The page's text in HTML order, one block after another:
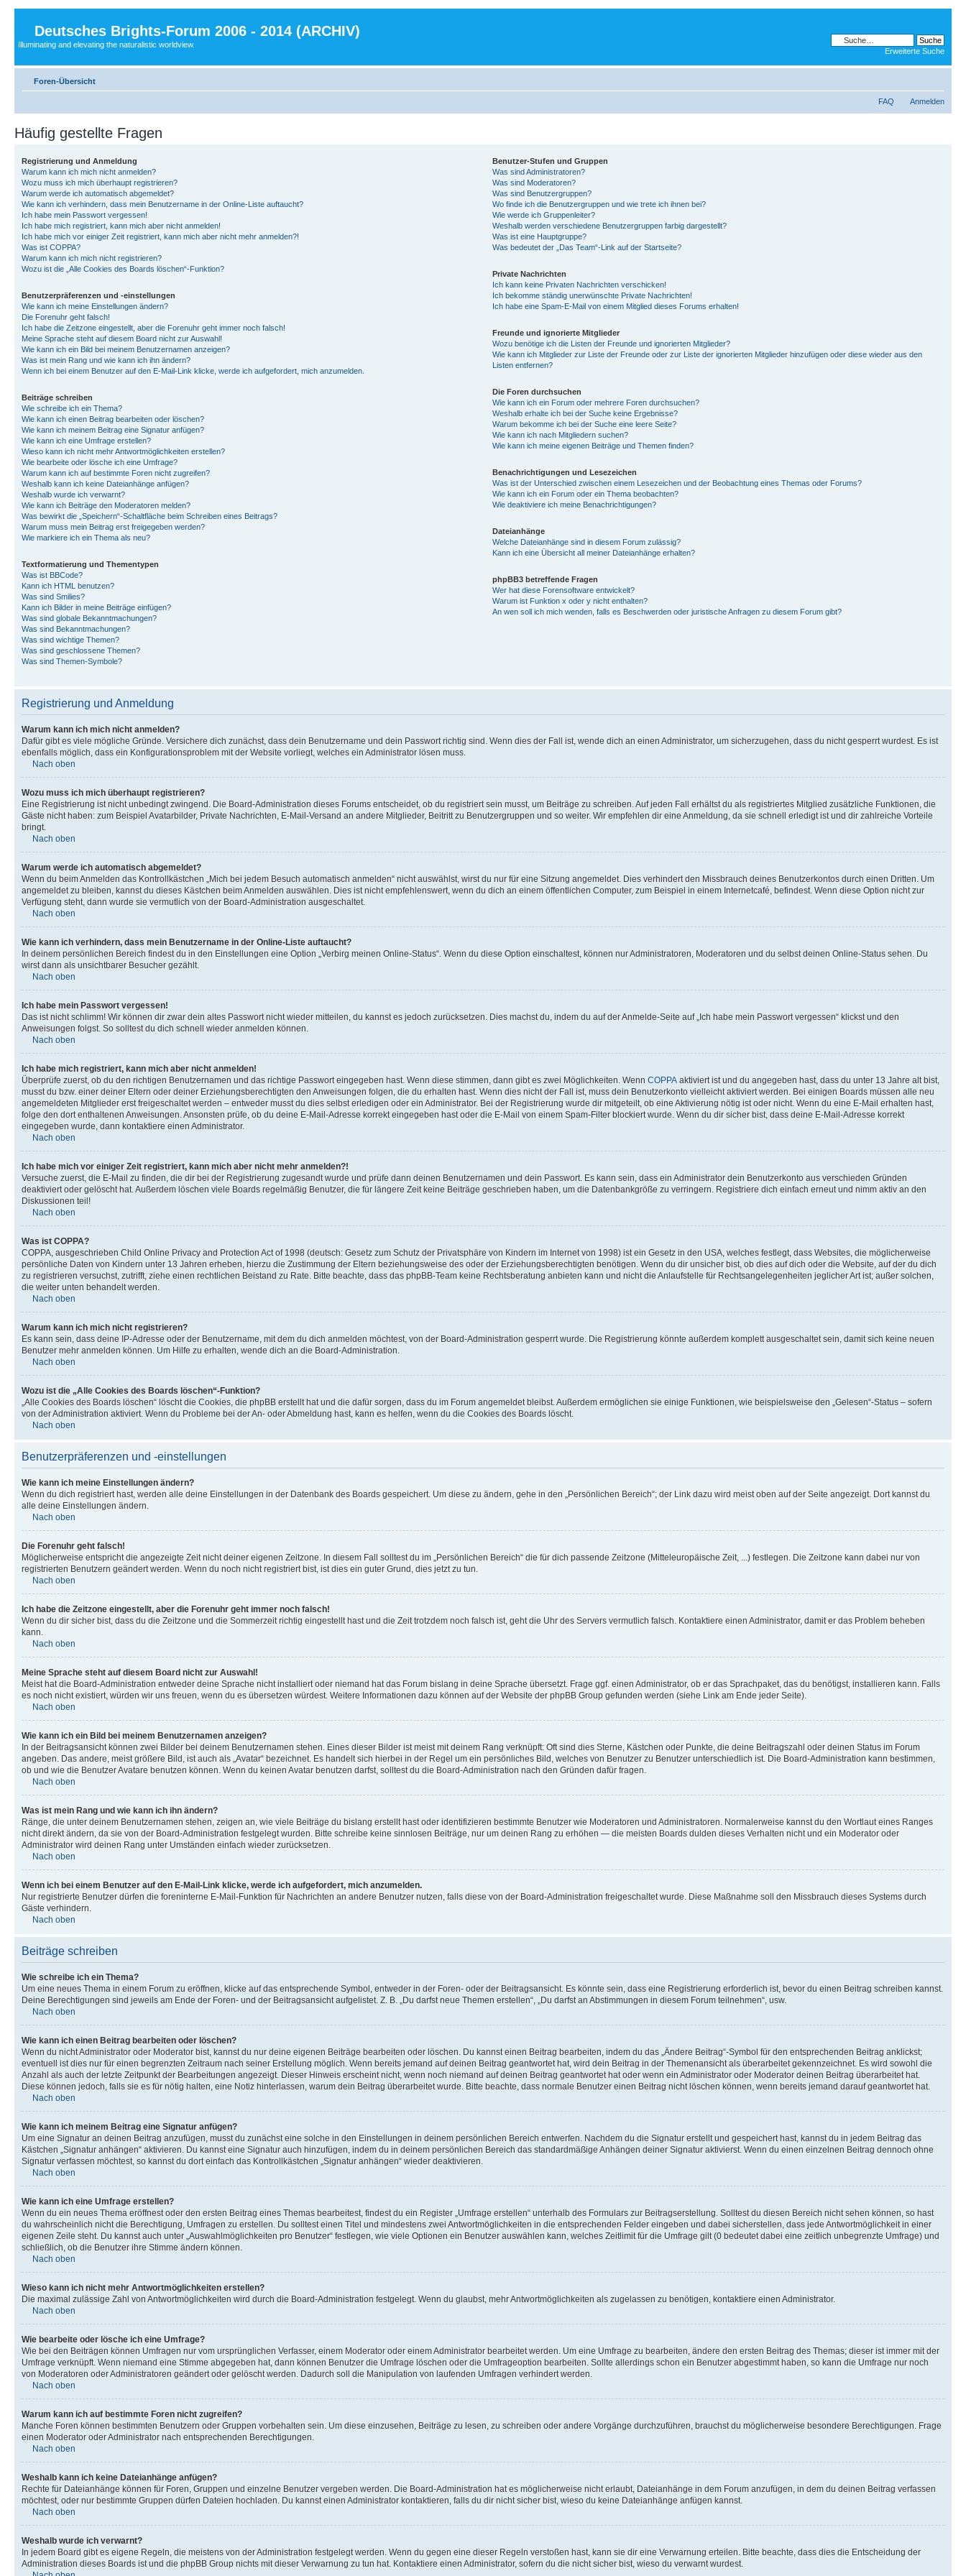
Deutsches Brights-Forum 2006 - 2014 (ARCHIV)
Illuminating and elevating the naturalistic worldview.
Erweiterte Suche
Foren-Übersicht
FAQ Anmelden
Häufig gestellte Fragen
Registrierung und Anmeldung
Warum kann ich mich nicht anmelden?
Wozu muss ich mich überhaupt registrieren?
Warum werde ich automatisch abgemeldet?
Wie kann ich verhindern, dass mein Benutzername in der Online-Liste auftaucht?
Ich habe mein Passwort vergessen!
Ich habe mich registriert, kann mich aber nicht anmelden!
Ich habe mich vor einiger Zeit registriert, kann mich aber nicht mehr anmelden?!
Was ist COPPA?
Warum kann ich mich nicht registrieren?
Wozu ist die „Alle Cookies des Boards löschen“-Funktion?
Benutzerpräferenzen und -einstellungen
Wie kann ich meine Einstellungen ändern?
Die Forenuhr geht falsch!
Ich habe die Zeitzone eingestellt, aber die Forenuhr geht immer noch falsch!
Meine Sprache steht auf diesem Board nicht zur Auswahl!
Wie kann ich ein Bild bei meinem Benutzernamen anzeigen?
Was ist mein Rang und wie kann ich ihn ändern?
Wenn ich bei einem Benutzer auf den E-Mail-Link klicke, werde ich aufgefordert, mich anzumelden.
Beiträge schreiben
Wie schreibe ich ein Thema?
Wie kann ich einen Beitrag bearbeiten oder löschen?
Wie kann ich meinem Beitrag eine Signatur anfügen?
Wie kann ich eine Umfrage erstellen?
Wieso kann ich nicht mehr Antwortmöglichkeiten erstellen?
Wie bearbeite oder lösche ich eine Umfrage?
Warum kann ich auf bestimmte Foren nicht zugreifen?
Weshalb kann ich keine Dateianhänge anfügen?
Weshalb wurde ich verwarnt?
Wie kann ich Beiträge den Moderatoren melden?
Was bewirkt die „Speichern“-Schaltfläche beim Schreiben eines Beitrags?
Warum muss mein Beitrag erst freigegeben werden?
Wie markiere ich ein Thema als neu?
Textformatierung und Thementypen
Was ist BBCode?
Kann ich HTML benutzen?
Was sind Smilies?
Kann ich Bilder in meine Beiträge einfügen?
Was sind globale Bekanntmachungen?
Was sind Bekanntmachungen?
Was sind wichtige Themen?
Was sind geschlossene Themen?
Was sind Themen-Symbole?
Benutzer-Stufen und Gruppen
Was sind Administratoren?
Was sind Moderatoren?
Was sind Benutzergruppen?
Wo finde ich die Benutzergruppen und wie trete ich ihnen bei?
Wie werde ich Gruppenleiter?
Weshalb werden verschiedene Benutzergruppen farbig dargestellt?
Was ist eine Hauptgruppe?
Was bedeutet der „Das Team“-Link auf der Startseite?
Private Nachrichten
Ich kann keine Privaten Nachrichten verschicken!
Ich bekomme ständig unerwünschte Private Nachrichten!
Ich habe eine Spam-E-Mail von einem Mitglied dieses Forums erhalten!
Freunde und ignorierte Mitglieder
Wozu benötige ich die Listen der Freunde und ignorierten Mitglieder?
Wie kann ich Mitglieder zur Liste der Freunde oder zur Liste der ignorierten Mitglieder hinzufügen oder diese wieder aus den
Listen entfernen?
Die Foren durchsuchen
Wie kann ich ein Forum oder mehrere Foren durchsuchen?
Weshalb erhalte ich bei der Suche keine Ergebnisse?
Warum bekomme ich bei der Suche eine leere Seite?
Wie kann ich nach Mitgliedern suchen?
Wie kann ich meine eigenen Beiträge und Themen finden?
Benachrichtigungen und Lesezeichen
Was ist der Unterschied zwischen einem Lesezeichen und der Beobachtung eines Themas oder Forums?
Wie kann ich ein Forum oder ein Thema beobachten?
Wie deaktiviere ich meine Benachrichtigungen?
Dateianhänge
Welche Dateianhänge sind in diesem Forum zulässig?
Kann ich eine Übersicht all meiner Dateianhänge erhalten?
phpBB3 betreffende Fragen
Wer hat diese Forensoftware entwickelt?
Warum ist Funktion x oder y nicht enthalten?
An wen soll ich mich wenden, falls es Beschwerden oder juristische Anfragen zu diesem Forum gibt?
Registrierung und Anmeldung
Warum kann ich mich nicht anmelden?
Dafür gibt es viele mögliche Gründe. Versichere dich zunächst, dass dein Benutzername und dein Passwort richtig sind. Wenn dies der Fall ist, wende dich an einen Administrator, um sicherzugehen, dass du nicht gesperrt wurdest. Es ist
ebenfalls möglich, dass ein Konfigurationsproblem mit der Website vorliegt, welches ein Administrator lösen muss.
Nach oben
Wozu muss ich mich überhaupt registrieren?
Eine Registrierung ist nicht unbedingt zwingend. Die Board-Administration dieses Forums entscheidet, ob du registriert sein musst, um Beiträge zu schreiben. Auf jeden Fall erhältst du als registriertes Mitglied zusätzliche Funktionen, die
Gäste nicht haben: zum Beispiel Avatarbilder, Private Nachrichten, E-Mail-Versand an andere Mitglieder, Beitritt zu Benutzergruppen und so weiter. Wir empfehlen dir eine Anmeldung, da sie schnell erledigt ist und dir zahlreiche Vorteile
bringt.
Nach oben
Warum werde ich automatisch abgemeldet?
Wenn du beim Anmelden das Kontrollkästchen „Mich bei jedem Besuch automatisch anmelden“ nicht auswählst, wirst du nur für eine Sitzung angemeldet. Dies verhindert den Missbrauch deines Benutzerkontos durch einen Dritten. Um
angemeldet zu bleiben, kannst du dieses Kästchen beim Anmelden auswählen. Dies ist nicht empfehlenswert, wenn du dich an einem öffentlichen Computer, zum Beispiel in einem Internetcafé, befindest. Wenn diese Option nicht zur
Verfügung steht, dann wurde sie vermutlich von der Board-Administration ausgeschaltet.
Nach oben
Wie kann ich verhindern, dass mein Benutzername in der Online-Liste auftaucht?
In deinem persönlichen Bereich findest du in den Einstellungen eine Option „Verbirg meinen Online-Status“. Wenn du diese Option einschaltest, können nur Administratoren, Moderatoren und du selbst deinen Online-Status sehen. Du
wirst dann als unsichtbarer Besucher gezählt.
Nach oben
Ich habe mein Passwort vergessen!
Das ist nicht schlimm! Wir können dir zwar dein altes Passwort nicht wieder mitteilen, du kannst es jedoch zurücksetzen. Dies machst du, indem du auf der Anmelde-Seite auf „Ich habe mein Passwort vergessen“ klickst und den
Anweisungen folgst. So solltest du dich schnell wieder anmelden können.
Nach oben
Ich habe mich registriert, kann mich aber nicht anmelden!
Überprüfe zuerst, ob du den richtigen Benutzernamen und das richtige Passwort eingegeben hast. Wenn diese stimmen, dann gibt es zwei Möglichkeiten. Wenn COPPA aktiviert ist und du angegeben hast, dass du unter 13 Jahre alt bist,
musst du bzw. einer deiner Eltern oder deiner Erziehungsberechtigten den Anweisungen folgen, die du erhalten hast. Wenn dies nicht der Fall ist, muss dein Benutzerkonto vielleicht aktiviert werden. Bei einigen Boards müssen alle neu
angemeldeten Mitglieder erst freigeschaltet werden – entweder musst du dies selbst erledigen oder ein Administrator. Bei der Registrierung wurde dir mitgeteilt, ob eine Aktivierung nötig ist oder nicht. Wenn du eine E-Mail erhalten hast,
folge den dort enthaltenen Anweisungen. Ansonsten prüfe, ob du deine E-Mail-Adresse korrekt eingegeben hast oder die E-Mail von einem Spam-Filter blockiert wurde. Wenn du dir sicher bist, dass deine E-Mail-Adresse korrekt
eingegeben wurde, dann kontaktiere einen Administrator.
Nach oben
Ich habe mich vor einiger Zeit registriert, kann mich aber nicht mehr anmelden?!
Versuche zuerst, die E-Mail zu finden, die dir bei der Registrierung zugesandt wurde und prüfe dann deinen Benutzernamen und dein Passwort. Es kann sein, dass ein Administrator dein Benutzerkonto aus verschieden Gründen
deaktiviert oder gelöscht hat. Außerdem löschen viele Boards regelmäßig Benutzer, die für längere Zeit keine Beiträge geschrieben haben, um die Datenbankgröße zu verringern. Registriere dich einfach erneut und nimm aktiv an den
Diskussionen teil!
Nach oben
Was ist COPPA?
COPPA, ausgeschrieben Child Online Privacy and Protection Act of 1998 (deutsch: Gesetz zum Schutz der Privatsphäre von Kindern im Internet von 1998) ist ein Gesetz in den USA, welches festlegt, dass Websites, die möglicherweise
persönliche Daten von Kindern unter 13 Jahren erheben, hierzu die Zustimmung der Eltern beziehungsweise des oder der Erziehungsberechtigten benötigen. Wenn du dir unsicher bist, ob dies auf dich oder die Website, auf der du dich
zu registrieren versuchst, zutrifft, ziehe einen rechtlichen Beistand zu Rate. Bitte beachte, dass das phpBB-Team keine Rechtsberatung anbieten kann und nicht die Anlaufstelle für Rechtsangelegenheiten jeglicher Art ist; außer solchen,
die weiter unten behandelt werden.
Nach oben
Warum kann ich mich nicht registrieren?
Es kann sein, dass deine IP-Adresse oder der Benutzername, mit dem du dich anmelden möchtest, von der Board-Administration gesperrt wurde. Die Registrierung könnte außerdem komplett ausgeschaltet sein, damit sich keine neuen
Benutzer mehr anmelden können. Um Hilfe zu erhalten, wende dich an die Board-Administration.
Nach oben
Wozu ist die „Alle Cookies des Boards löschen“-Funktion?
„Alle Cookies des Boards löschen“ löscht die Cookies, die phpBB erstellt hat und die dafür sorgen, dass du im Forum angemeldet bleibst. Außerdem ermöglichen sie einige Funktionen, wie beispielsweise den „Gelesen“-Status – sofern
von der Administration aktiviert. Wenn du Probleme bei der An- oder Abmeldung hast, kann es helfen, wenn du die Cookies des Boards löscht.
Nach oben
Benutzerpräferenzen und -einstellungen
Wie kann ich meine Einstellungen ändern?
Wenn du dich registriert hast, werden alle deine Einstellungen in der Datenbank des Boards gespeichert. Um diese zu ändern, gehe in den „Persönlichen Bereich“; der Link dazu wird meist oben auf der Seite angezeigt. Dort kannst du
alle deine Einstellungen ändern.
Nach oben
Die Forenuhr geht falsch!
Möglicherweise entspricht die angezeigte Zeit nicht deiner eigenen Zeitzone. In diesem Fall solltest du im „Persönlichen Bereich“ die für dich passende Zeitzone (Mitteleuropäische Zeit, ...) festlegen. Die Zeitzone kann dabei nur von
registrierten Benutzern geändert werden. Wenn du noch nicht registriert bist, ist dies ein guter Grund, dies jetzt zu tun.
Nach oben
Ich habe die Zeitzone eingestellt, aber die Forenuhr geht immer noch falsch!
Wenn du dir sicher bist, dass du die Zeitzone und die Sommerzeit richtig eingestellt hast und die Zeit trotzdem noch falsch ist, geht die Uhr des Servers vermutlich falsch. Kontaktiere einen Administrator, damit er das Problem beheben
kann.
Nach oben
Meine Sprache steht auf diesem Board nicht zur Auswahl!
Meist hat die Board-Administration entweder deine Sprache nicht installiert oder niemand hat das Forum bislang in deine Sprache übersetzt. Frage ggf. einen Administrator, ob er das Sprachpaket, das du benötigst, installieren kann. Falls
es noch nicht existiert, würden wir uns freuen, wenn du es übersetzen würdest. Weitere Informationen dazu können auf der Website der phpBB Group gefunden werden (siehe Link am Ende jeder Seite).
Nach oben
Wie kann ich ein Bild bei meinem Benutzernamen anzeigen?
In der Beitragsansicht können zwei Bilder bei deinem Benutzernamen stehen. Eines dieser Bilder ist meist mit deinem Rang verknüpft: Oft sind dies Sterne, Kästchen oder Punkte, die deine Beitragszahl oder deinen Status im Forum
angeben. Das andere, meist größere Bild, ist auch als „Avatar“ bezeichnet. Es handelt sich hierbei in der Regel um ein persönliches Bild, welches von Benutzer zu Benutzer unterschiedlich ist. Die Board-Administration kann bestimmen,
ob und wie die Benutzer Avatare benutzen können. Wenn du keinen Avatar benutzen darfst, solltest du die Board-Administration nach den Gründen dafür fragen.
Nach oben
Was ist mein Rang und wie kann ich ihn ändern?
Ränge, die unter deinem Benutzernamen stehen, zeigen an, wie viele Beiträge du bislang erstellt hast oder identifizieren bestimmte Benutzer wie Moderatoren und Administratoren. Normalerweise kannst du den Wortlaut eines Ranges
nicht direkt ändern, da sie von der Board-Administration festgelegt wurden. Bitte schreibe keine sinnlosen Beiträge, nur um deinen Rang zu erhöhen — die meisten Boards dulden dieses Verhalten nicht und ein Moderator oder
Administrator wird deinen Rang unter Umständen einfach wieder zurücksetzen.
Nach oben
Wenn ich bei einem Benutzer auf den E-Mail-Link klicke, werde ich aufgefordert, mich anzumelden.
Nur registrierte Benutzer dürfen die foreninterne E-Mail-Funktion für Nachrichten an andere Benutzer nutzen, falls diese von der Board-Administration freigeschaltet wurde. Diese Maßnahme soll den Missbrauch dieses Systems durch
Gäste verhindern.
Nach oben
Beiträge schreiben
Wie schreibe ich ein Thema?
Um eine neues Thema in einem Forum zu eröffnen, klicke auf das entsprechende Symbol, entweder in der Foren- oder der Beitragsansicht. Es könnte sein, dass eine Registrierung erforderlich ist, bevor du einen Beitrag schreiben kannst.
Deine Berechtigungen sind jeweils am Ende der Foren- und der Beitragsansicht aufgelistet. Z. B. „Du darfst neue Themen erstellen“, „Du darfst an Abstimmungen in diesem Forum teilnehmen“, usw.
Nach oben
Wie kann ich einen Beitrag bearbeiten oder löschen?
Wenn du nicht Administrator oder Moderator bist, kannst du nur deine eigenen Beiträge bearbeiten oder löschen. Du kannst einen Beitrag bearbeiten, indem du das „Ändere Beitrag“-Symbol für den entsprechenden Beitrag anklickst;
eventuell ist dies nur für einen begrenzten Zeitraum nach seiner Erstellung möglich. Wenn bereits jemand auf deinen Beitrag geantwortet hat, wird dein Beitrag in der Themenansicht als überarbeitet gekennzeichnet. Es wird sowohl die
Anzahl als auch der letzte Zeitpunkt der Bearbeitungen angezeigt. Dieser Hinweis erscheint nicht, wenn noch niemand auf deinen Beitrag geantwortet hat oder wenn ein Administrator oder Moderator deinen Beitrag überarbeitet hat.
Diese können jedoch, falls sie es für nötig halten, eine Notiz hinterlassen, warum dein Beitrag überarbeitet wurde. Bitte beachte, dass normale Benutzer einen Beitrag nicht löschen können, wenn bereits jemand darauf geantwortet hat.
Nach oben
Wie kann ich meinem Beitrag eine Signatur anfügen?
Um eine Signatur an deinen Beitrag anzufügen, musst du zunächst eine solche in den Einstellungen in deinem persönlichen Bereich entwerfen. Nachdem du die Signatur erstellt und gespeichert hast, kannst du in jedem Beitrag das
Kästchen „Signatur anhängen“ aktivieren. Du kannst eine Signatur auch hinzufügen, indem du in deinem persönlichen Bereich das standardmäßige Anhängen deiner Signatur aktivierst. Wenn du einen einzelnen Beitrag dennoch ohne
Signatur verfassen möchtest, so kannst du dort einfach das Kontrollkästchen „Signatur anhängen“ wieder deaktivieren.
Nach oben
Wie kann ich eine Umfrage erstellen?
Wenn du ein neues Thema eröffnest oder den ersten Beitrag eines Themas bearbeitest, findest du ein Register „Umfrage erstellen“ unterhalb des Formulars zur Beitragserstellung. Solltest du diesen Bereich nicht sehen können, so hast
du wahrscheinlich nicht die Berechtigung, Umfragen zu erstellen. Du solltest einen Titel und mindestens zwei Antwortmöglichkeiten in die entsprechenden Felder eingeben und dabei sicherstellen, dass jede Antwortmöglichkeit in einer
eigenen Zeile steht. Du kannst auch unter „Auswahlmöglichkeiten pro Benutzer“ festlegen, wie viele Optionen ein Benutzer auswählen kann, welches Zeitlimit für die Umfrage gilt (0 bedeutet dabei eine zeitlich unbegrenzte Umfrage) und
schließlich, ob die Benutzer ihre Stimme ändern können.
Nach oben
Wieso kann ich nicht mehr Antwortmöglichkeiten erstellen?
Die maximal zulässige Zahl von Antwortmöglichkeiten wird durch die Board-Administration festgelegt. Wenn du glaubst, mehr Antwortmöglichkeiten als zugelassen zu benötigen, kontaktiere einen Administrator.
Nach oben
Wie bearbeite oder lösche ich eine Umfrage?
Wie bei den Beiträgen können Umfragen nur vom ursprünglichen Verfasser, einem Moderator oder einem Administrator bearbeitet werden. Um eine Umfrage zu bearbeiten, ändere den ersten Beitrag des Themas; dieser ist immer mit der
Umfrage verknüpft. Wenn niemand eine Stimme abgegeben hat, dann können Benutzer die Umfrage löschen oder die Umfrageoption bearbeiten. Sollte allerdings schon ein Benutzer abgestimmt haben, so kann die Umfrage nur noch
von Moderatoren oder Administratoren geändert oder gelöscht werden. Dadurch soll die Manipulation von laufenden Umfragen verhindert werden.
Nach oben
Warum kann ich auf bestimmte Foren nicht zugreifen?
Manche Foren können bestimmten Benutzern oder Gruppen vorbehalten sein. Um diese einzusehen, Beiträge zu lesen, zu schreiben oder andere Vorgänge durchzuführen, brauchst du möglicherweise besondere Berechtigungen. Frage
einen Moderator oder Administrator nach entsprechenden Berechtigungen.
Nach oben
Weshalb kann ich keine Dateianhänge anfügen?
Rechte für Dateianhänge können für Foren, Gruppen und einzelne Benutzer vergeben werden. Die Board-Administration hat es möglicherweise nicht erlaubt, Dateianhänge in dem Forum anzufügen, in dem du deinen Beitrag verfassen
möchtest, oder nur bestimmte Gruppen dürfen Dateien hochladen. Du kannst einen Administrator kontaktieren, falls du dir nicht sicher bist, wieso du keine Dateianhänge anfügen kannst.
Nach oben
Weshalb wurde ich verwarnt?
In jedem Board gibt es eigene Regeln, die meistens von der Administration festgelegt werden. Wenn du gegen eine dieser Regeln verstoßen hast, kann sie dir eine Verwarnung erteilen. Bitte beachte, dass dies die Entscheidung der
Administration dieses Boards ist und die phpBB Group nichts mit dieser Verwarnung zu tun hat. Kontaktiere einen Administrator, sofern du die nicht sicher bist, wieso du verwarnt wurdest.